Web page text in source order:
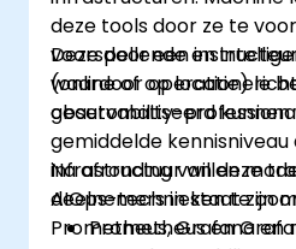
deze tools door ze te
voorspellende en
waardoor operationele
geautomatiseerd kunnen
Deze door een
(online of op locatie)
observability-
gemiddelde
infrastructuur willen
AIOps-technieken te
Prometheus, Grafana en
Na afronding van deze
deelnemers in staat zijn
Prometheus en